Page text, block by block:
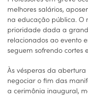
melhores salários,
na educação pública. O
prioridade dada a
relacionados ao evento
seguem sofrendo cortes
Às vésperas da
negociar o fim das
a cerimônia inaugural,